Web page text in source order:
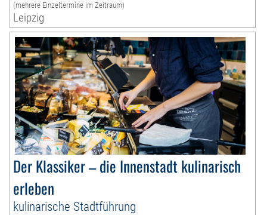
(mehrere Einzeltermine im Zeitraum)
Leipzig
Der Klassiker – die Innenstadt kulinarisch
erleben
kulinarische Stadtführung